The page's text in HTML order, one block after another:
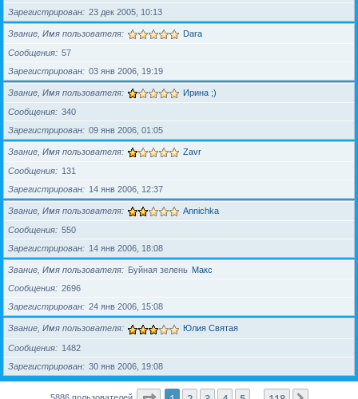
Зарегистрирован
23 дек 2005, 10:13
Звание, Имя пользователя Dara
Сообщения
57
Зарегистрирован
03 янв 2006, 19:19
Звание, Имя пользователя Ирина ;)
Сообщения
340
Зарегистрирован
09 янв 2006, 01:05
Звание, Имя пользователя Zavr
Сообщения
131
Зарегистрирован
14 янв 2006, 12:37
Звание, Имя пользователя Annichka
Сообщения
550
Зарегистрирован
14 янв 2006, 18:08
Звание, Имя пользователя Буйная зелень Макс
Сообщения
2696
Зарегистрирован
24 янв 2006, 15:08
Звание, Имя пользователя Юлия Святая
Сообщения
1482
Зарегистрирован
30 янв 2006, 19:08
5886 пользователей